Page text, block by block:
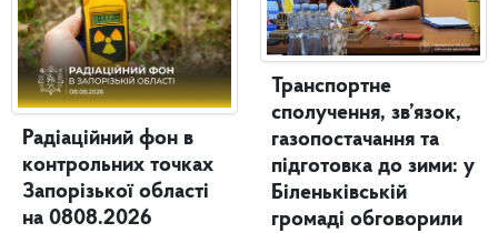
Радіаційний фон в
контрольних точках
Запорізької області
на 0808.2026
Транспортне
сполучення, зв’язок,
газопостачання та
підготовка до зими: у
Біленьківській
громаді обговорили